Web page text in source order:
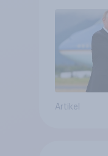
bewerten
Artikel